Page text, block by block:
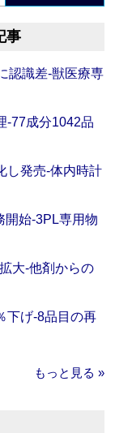
事
認識差‐獣医療専
‐77成分1042品
し発売‐体内時計
開始‐3PL専用物
大‐他剤からの
下げ‐8品目の再
もっと見る »